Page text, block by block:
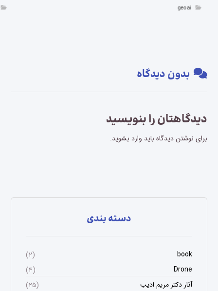
geoai
بدون دیدگاه
دیدگاهتان را بنویسید
برای نوشتن دیدگاه باید وارد بشوید.
دسته بندی
book
(۲)
Drone
(۴)
آثار دکتر مریم ادیب
(۲۵)